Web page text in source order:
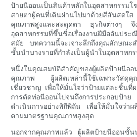
ป้ายนีออนเป็นสินค้าหลักในอุตสาหกรรม
สายตาผู้คนที่เดินผ่านไปมาด้วยสีสันสดใส
คุณภาพสูงและสะดุดตา ธุรกิจต่างๆ จึง
อุตสาหกรรมที่ขึ้นชื่อเรื่องงานฝีมืออันประ
สมัย บทความนี้จะเจาะลึกถึงคุณลักษณะ
ชั้นนำบางรายที่กำลังเป็นผู้นำในอุตสาหก
หนึ่งในคุณสมบัติสำคัญของผู้ผลิตป้ายนีออ
คุณภาพ ผู้ผลิตเหล่านี้ใช้เฉพาะวัสดุคุณ
เชี่ยวชาญ เพื่อให้มั่นใจว่าป้ายแต่ละชิ้น
การดัดท่อนีออนไปจนถึงการประกอบป้า
ดำเนินการอย่างพิถีพิถัน เพื่อให้มั่นใจว่า
ตามมาตรฐานคุณภาพสูงสุด
นอกจากคุณภาพแล้ว ผู้ผลิตป้ายนีออนชั้นน